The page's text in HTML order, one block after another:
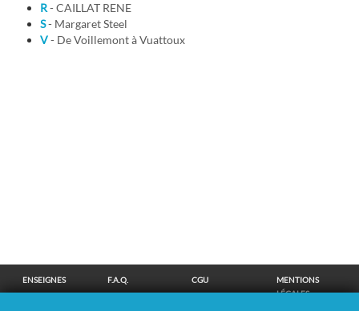
R
- CAILLAT RENE
S
- Margaret Steel
V
- De Voillemont à Vuattoux
ENSEIGNES F.A.Q. CGU
MENTIONS
LÉGALES